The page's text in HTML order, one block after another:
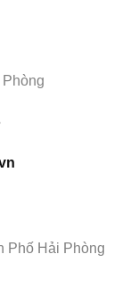
Phố Hải Phòng